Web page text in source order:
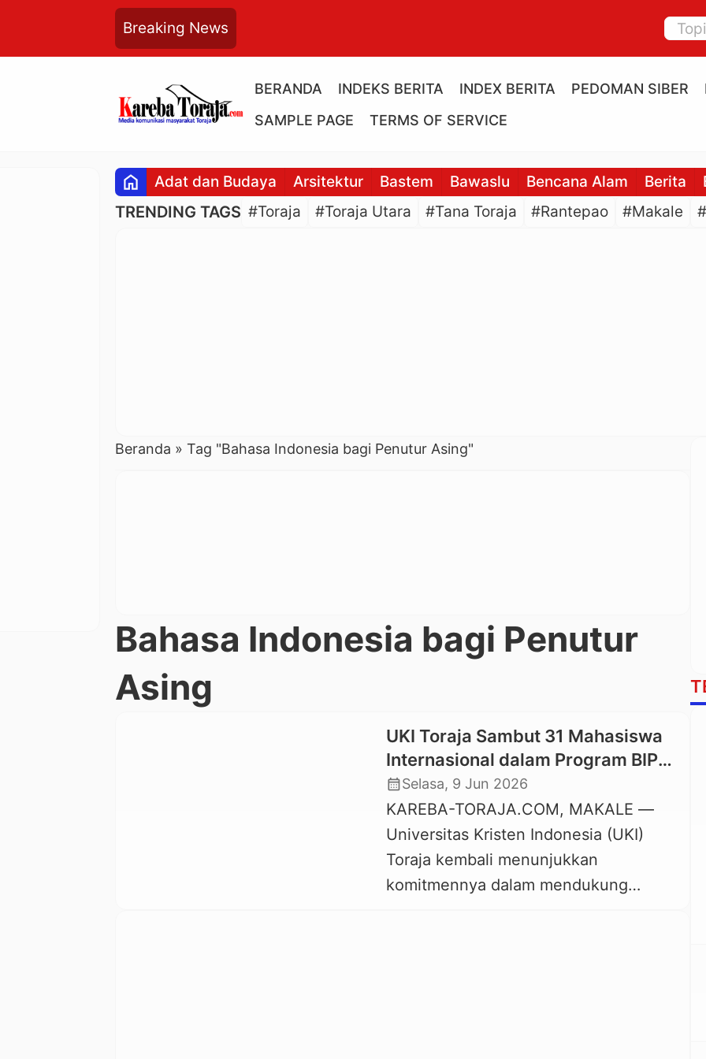
Breaking News
BERANDA INDEKS BERITA INDEX BERITA PEDOMAN SIBER
SAMPLE PAGE
TERMS OF SERVICE
home Adat dan Budaya Arsitektur Bastem Bawaslu Bencana Alam Berita
TRENDING TAGS #Toraja #Toraja Utara #Tana Toraja #Rantepao #Makale
Beranda » Tag "Bahasa Indonesia bagi Penutur Asing"
Bahasa Indonesia bagi Penutur
Asing
UKI Toraja Sambut 31 Mahasiswa
Internasional dalam Program BIPA
Semester Genap 2025/2026
calendar_monthSelasa, 9 Jun 2026
KAREBA-TORAJA.COM, MAKALE —
Universitas Kristen Indonesia (UKI)
Toraja kembali menunjukkan
komitmennya dalam mendukung